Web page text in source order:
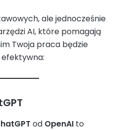
ale jednocześnie
AI, które pomagają
Twoja praca będzie
od OpenAI to